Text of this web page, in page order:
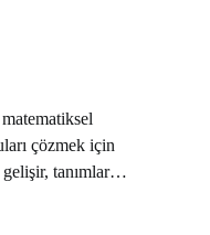
çözmek için
tanımlar…